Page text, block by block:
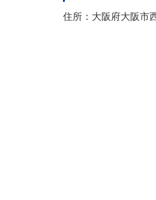
住所：大阪府大阪市